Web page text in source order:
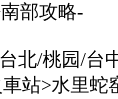
部攻略-
北/桃园/台
站>水里蛇